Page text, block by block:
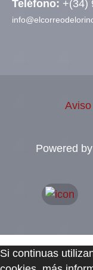
Teléfono: +(34)
Aviso
Powered
Si continuas